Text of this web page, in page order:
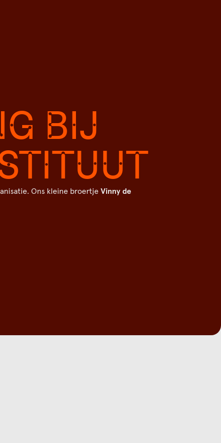
BIJ
Ons kleine broertje Vinny de